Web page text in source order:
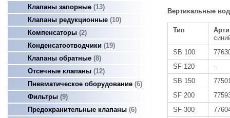
Клапаны запорные 13
Клапаны редукционные 10
Компенсаторы 2
Конденсатоотводчики
19
Клапаны обратные 8
Отсечные клапаны 12
Пневматическое оборудование 6
Фильтры 9
Предохранительные клапаны 6
Вертикальные
Тип
SB 100
SF 120
-
SB 150
SF 200
SF 300